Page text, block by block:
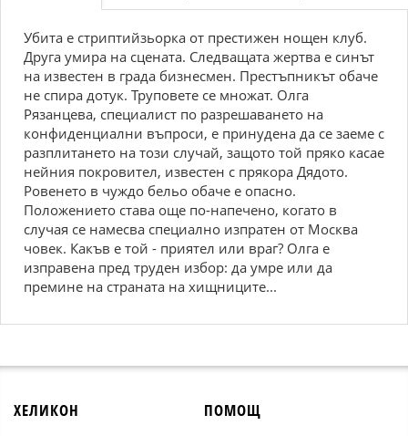
Убита е стриптийзьорка от престижен нощен клуб.
Друга умира на сцената. Следващата жертва е синът
на известен в града бизнесмен. Престъпникът обаче
не спира дотук. Труповете се множат. Олга
Рязанцева, специалист по разрешаването на
конфиденциални въпроси, е принудена да се заеме с
разплитането на този случай, защото той пряко касае
нейния покровител, известен с прякора Дядото.
Ровенето в чуждо бельо обаче е опасно.
Положението става още по-напечено, когато в
случая се намесва специално изпратен от Москва
човек. Какъв е той - приятел или враг? Олга е
изправена пред труден избор: да умре или да
премине на страната на хищниците...
ХЕЛИКОН ПОМОЩ